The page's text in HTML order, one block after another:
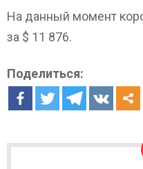
На данный момент
за $ 11 876.
Поделиться: